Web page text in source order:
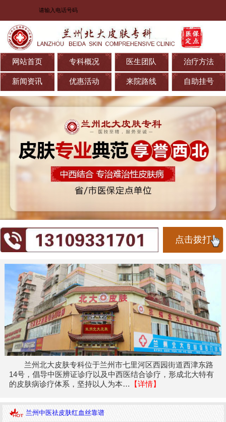
网站首页 专科概况 医生团队 治疗方法
新闻资讯 优惠活动 来院路线 自助挂号
点击拨打
兰州北大皮肤专科位于兰州市七里河区西园街道西津东路
14号，倡导中医辨证诊疗以及中西医结合诊疗，形成北大特有
的皮肤病诊疗体系，坚持以人为本… 【详情】
兰州中医祛皮肤红血丝靠谱